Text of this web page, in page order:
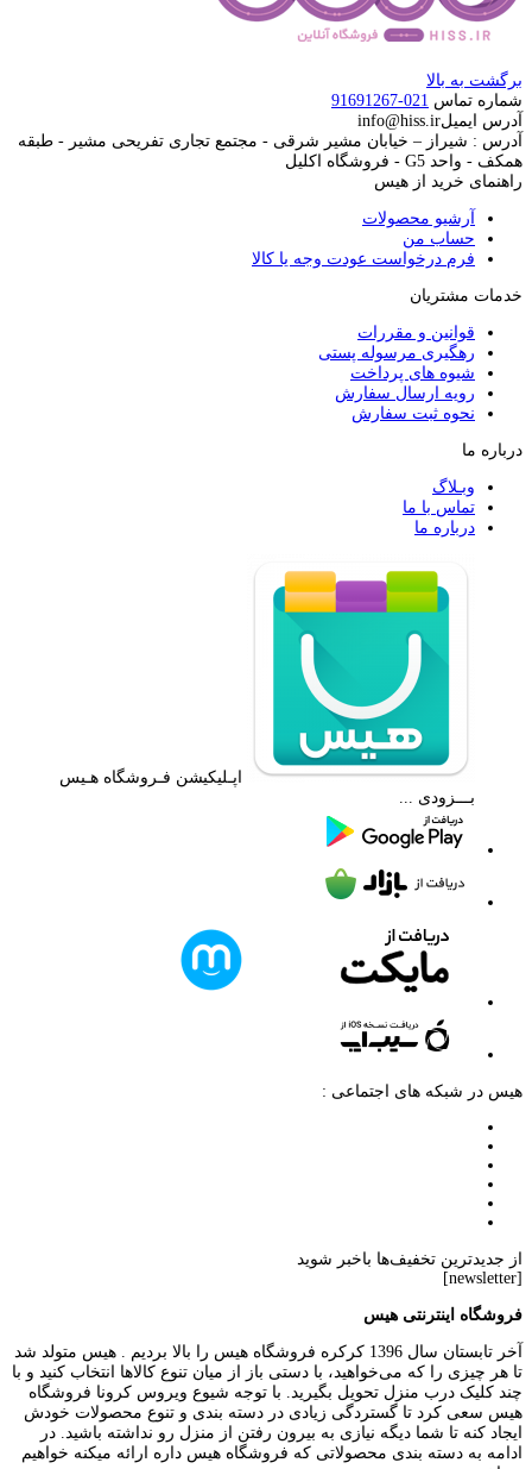
برگشت به بالا
شماره تماس 021-91691267
آدرس ایمیلinfo@hiss.ir
آدرس : شیراز – خیابان مشیر شرقی - مجتمع تجاری تفریحی مشیر - طبقه
همکف - واحد G5 - فروشگاه اکلیل
راهنمای خرید از هیس
آرشیو محصولات
حساب من
فرم درخواست عودت وجه یا کالا
خدمات مشتریان
قوانین و مقررات
رهگیری مرسوله پستی
شیوه های پرداخت
رویه ارسال سفارش
نحوه ثبت سفارش
درباره ما
وبـلاگ
تماس با ما
درباره ما
اپـلیکیشن فـروشگاه هـیس
بـــزودی ...
هیس در شبکه های اجتماعی :
از جدیدترین تخفیف‌ها باخبر شوید
[newsletter]
فروشگاه اینترنتی هیس
آخر تابستان سال 1396 کرکره فروشگاه هیس را بالا بردیم . هیس متولد شد
تا هر چیزی را که می‌خواهید، با دستی باز از میان تنوع کالاها انتخاب کنید و با
چند کلیک درب منزل تحویل بگیرید. با توجه شیوع ویروس کرونا فروشگاه
هیس سعی کرد تا گستردگی زیادی در دسته بندی و تنوع محصولات خودش
ایجاد کنه تا شما دیگه نیازی به بیرون رفتن از منزل رو نداشته باشید. در
ادامه به دسته بندی محصولاتی که فروشگاه هیس داره ارائه میکنه خواهیم